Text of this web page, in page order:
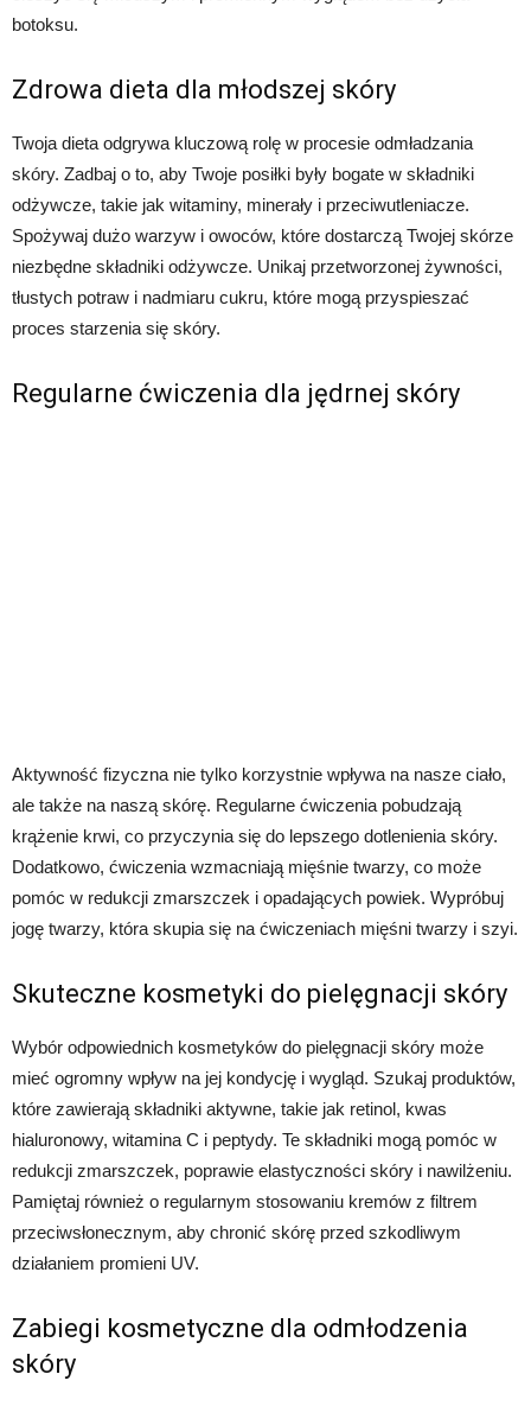
botoksu.
Zdrowa dieta dla młodszej skóry
Twoja dieta odgrywa kluczową rolę w procesie odmładzania
skóry. Zadbaj o to, aby Twoje posiłki były bogate w składniki
odżywcze, takie jak witaminy, minerały i przeciwutleniacze.
Spożywaj dużo warzyw i owoców, które dostarczą Twojej skórze
niezbędne składniki odżywcze. Unikaj przetworzonej żywności,
tłustych potraw i nadmiaru cukru, które mogą przyspieszać
proces starzenia się skóry.
Regularne ćwiczenia dla jędrnej skóry
Aktywność fizyczna nie tylko korzystnie wpływa na nasze ciało,
ale także na naszą skórę. Regularne ćwiczenia pobudzają
krążenie krwi, co przyczynia się do lepszego dotlenienia skóry.
Dodatkowo, ćwiczenia wzmacniają mięśnie twarzy, co może
pomóc w redukcji zmarszczek i opadających powiek. Wypróbuj
jogę twarzy, która skupia się na ćwiczeniach mięśni twarzy i szyi.
Skuteczne kosmetyki do pielęgnacji skóry
Wybór odpowiednich kosmetyków do pielęgnacji skóry może
mieć ogromny wpływ na jej kondycję i wygląd. Szukaj produktów,
które zawierają składniki aktywne, takie jak retinol, kwas
hialuronowy, witamina C i peptydy. Te składniki mogą pomóc w
redukcji zmarszczek, poprawie elastyczności skóry i nawilżeniu.
Pamiętaj również o regularnym stosowaniu kremów z filtrem
przeciwsłonecznym, aby chronić skórę przed szkodliwym
działaniem promieni UV.
Zabiegi kosmetyczne dla odmłodzenia
skóry